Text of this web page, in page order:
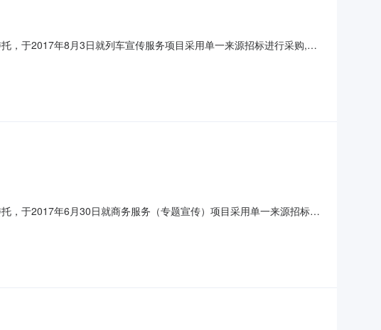
，于2017年8月3日就列车宣传服务项目采用单一来源招标进行采购,现
内蒙古中迪文化传媒有限公司；中标金额：115000元。请中标供应商
，于2017年6月30日就商务服务（专题宣传）项目采用单一来源招标进
询价文件120000供应商：内蒙古爱游网络技术有限公司；中标金